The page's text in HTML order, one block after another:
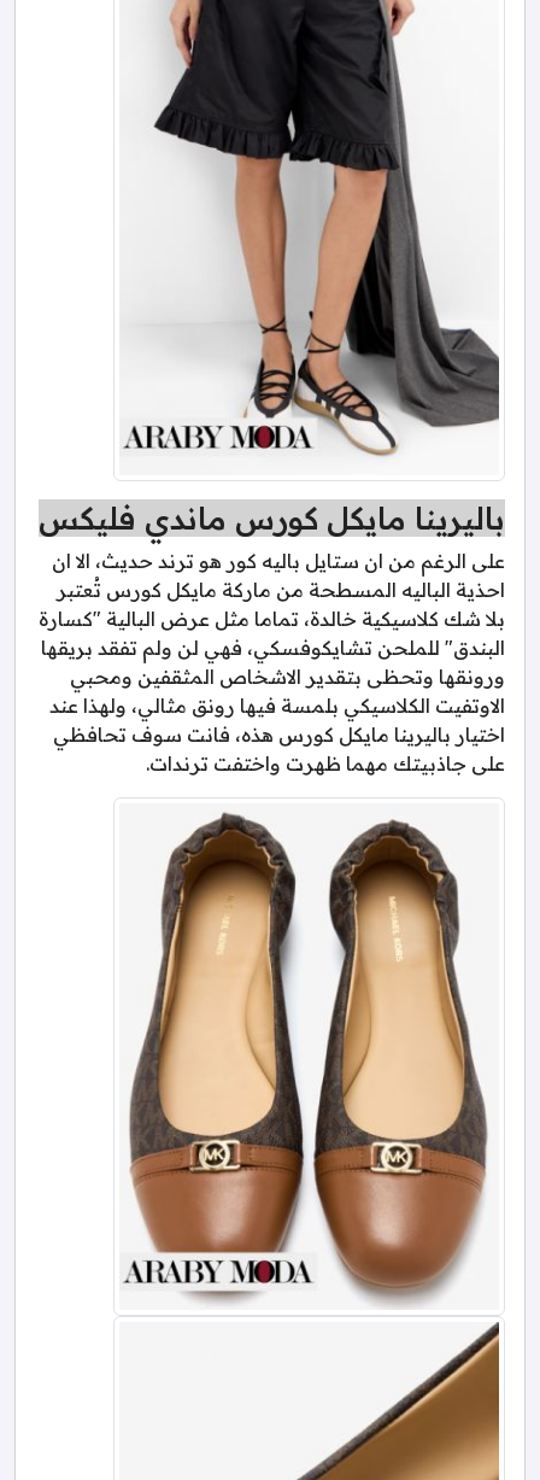
باليرينا مايكل كورس ماندي فليكس
على الرغم من ان ستايل باليه كور هو ترند حديث، الا ان
احذية الباليه المسطحة من ماركة مايكل كورس تُعتبر
بلا شك كلاسيكية خالدة، تماما مثل عرض البالية "كسارة
البندق" للملحن تشايكوفسكي، فهي لن ولم تفقد بريقها
ورونقها وتحظى بتقدير الاشخاص المثقفين ومحبي
الاوتفيت الكلاسيكي بلمسة فيها رونق مثالي، ولهذا عند
اختيار باليرينا مايكل كورس هذه، فانت سوف تحافظي
على جاذبيتك مهما ظهرت واختفت ترندات.